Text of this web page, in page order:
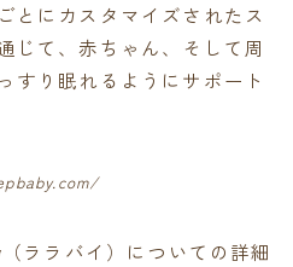
とにカスタマイズされたス
じて、赤ちゃん、そして周
すり眠れるようにサポート
ララバイ）についての詳細